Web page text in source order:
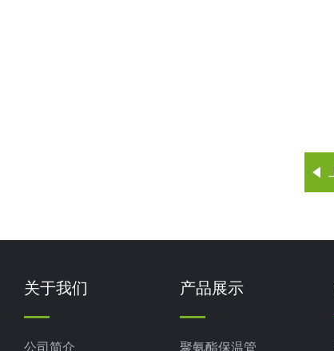
关于我们
公司简介
产品展示
聚氨酯保温管